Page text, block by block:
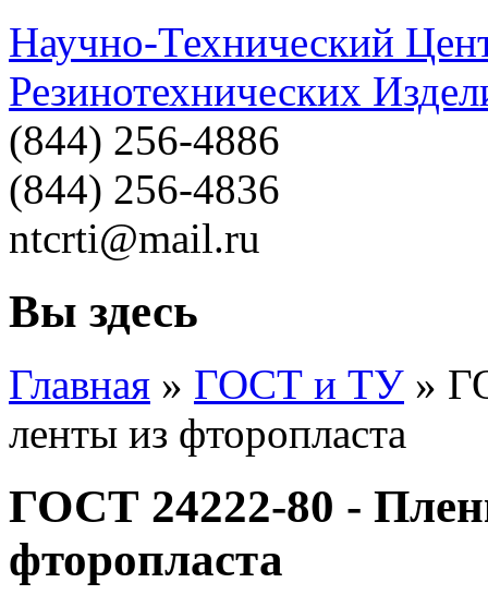
Научно-Технический
Резинотехнических
(844) 256-4886
(844) 256-4836
ntcrti@mail.ru
Вы здесь
Главная » ГОСТ и ТУ »
ленты из фторопласта
ГОСТ 24222-80 -
фторопласта